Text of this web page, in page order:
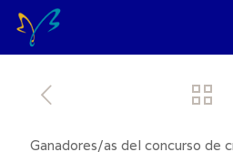
Ganadores/as del concurso de